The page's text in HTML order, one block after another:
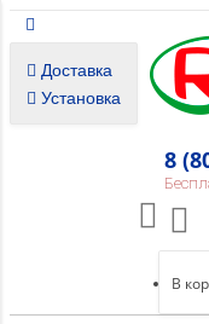
Доставка
Установка
8
В